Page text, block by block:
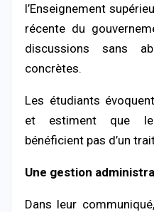
l’Enseignement
récente du
discussions sans
concrètes.
Les étudiants
et estiment que
bénéficient pas d’un
Une gestion
Dans leur